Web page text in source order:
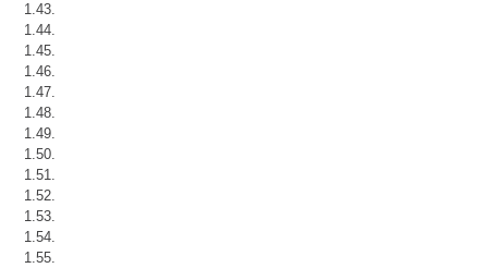
1.43.
1.44.
1.45.
1.46.
1.47.
1.48.
1.49.
1.50.
1.51.
1.52.
1.53.
1.54.
1.55.